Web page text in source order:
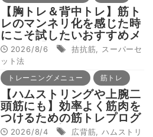
【胸トレ＆背中トレ】筋ト
レのマンネリ化を感じた時
にこそ試したいおすすめメ
ニュー「拮抗筋スーパーセ
ット法」
2026/8/6 拮抗筋
スーパーセ
ット法
トレーニングメニュー 筋トレ
【ハムストリングや上腕二
頭筋にも】効率よく筋肉を
つけるための筋トレプログ
ラム“POF法”とは？
2026/8/4 広背筋
ハムストリ